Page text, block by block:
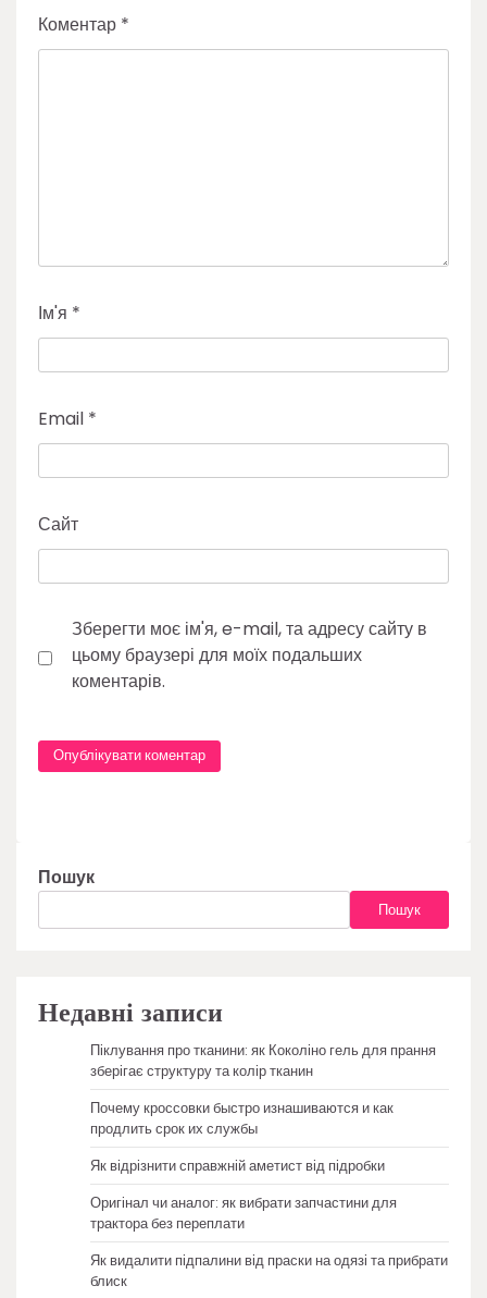
Коментар *
Ім'я *
Email *
Сайт
Зберегти моє ім'я, e-mail, та адресу сайту в
цьому браузері для моїх подальших
коментарів.
Пошук
Пошук
Недавні записи
Піклування про тканини: як Коколіно гель для прання
зберігає структуру та колір тканин
Почему кроссовки быстро изнашиваются и как
продлить срок их службы
Як відрізнити справжній аметист від підробки
Оригінал чи аналог: як вибрати запчастини для
трактора без переплати
Як видалити підпалини від праски на одязі та прибрати
блиск